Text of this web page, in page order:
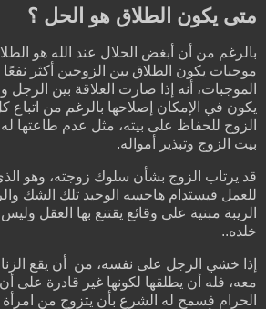
متى يكون الطلاق هو الحل ؟
بالرغم من أن أبغض الحلال عند الله هو
موجبات يكون الطلاق بين الزوجين أكثر
الموجبات، أنه إذا صارت العلاقة بين الرجل
يكون في الإمكان إصلاحها بالرغم من
الزوج للحفاظ على بيته، مثل عدم طاعتها
بيت الزوج وتبذير أمواله.
قد يرتاب الزوج بشأن سلوك زوجته، وهو
للعمل فيستدام هاجسه الوحيد تلك الشك
الريبة مبنية على وقائع يقتنع بها العقل
خلده..
إذا خشي الرجل على نفسه، من أن يقع الزنا،
معه، فله أن يطلقها لكونها غير قادرة على
الحرام فسمح له الشرع بأن يتزوج من